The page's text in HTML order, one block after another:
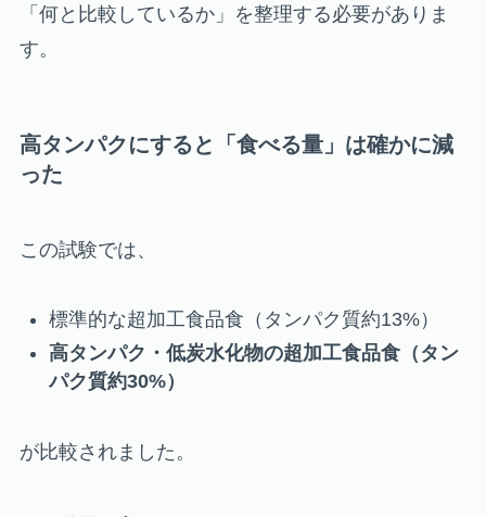
「何と比較しているか」を整理する必要がありま
す。
高タンパクにすると「食べる量」は確かに減
った
この試験では、
標準的な超加工食品食（タンパク質約13%）
高タンパク・低炭水化物の超加工食品食（タン
パク質約30%）
が比較されました。